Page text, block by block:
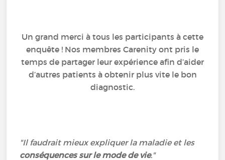
Un grand merci à tous les participants à cette
enquête ! Nos membres Carenity ont pris le
temps de partager leur expérience afin d’aider
d’autres patients à obtenir plus vite le bon
diagnostic.
"Il faudrait mieux expliquer la maladie et les
conséquences sur le mode de vie."